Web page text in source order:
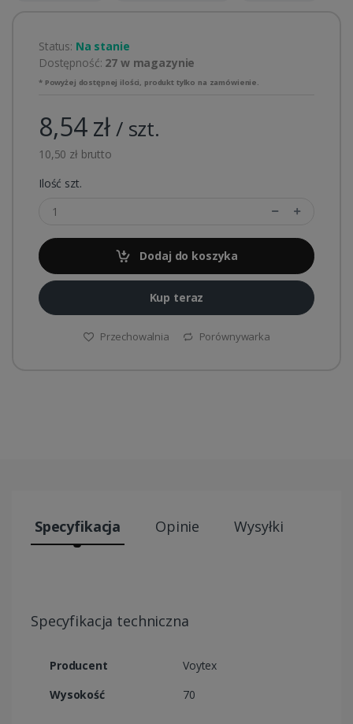
Status: Na stanie
Dostępność: 27 w magazynie
* Powyżej dostępnej ilości, produkt tylko na zamówienie.
8,54 zł / szt.
10,50 zł brutto
Ilość szt.
Dodaj do koszyka
Kup teraz
Przechowalnia Porównywarka
Specyfikacja Opinie Wysyłki
Specyfikacja techniczna
Producent
Voytex
Wysokość
70